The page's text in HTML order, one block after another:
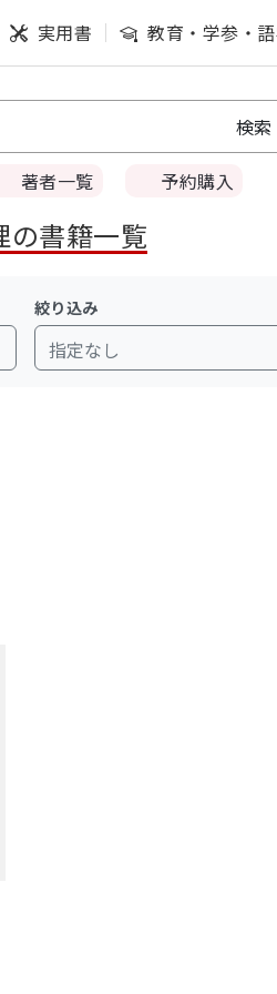
実用書 教育・学参・
著者一覧 予約購入
の書籍一覧
絞り込み
指定なし